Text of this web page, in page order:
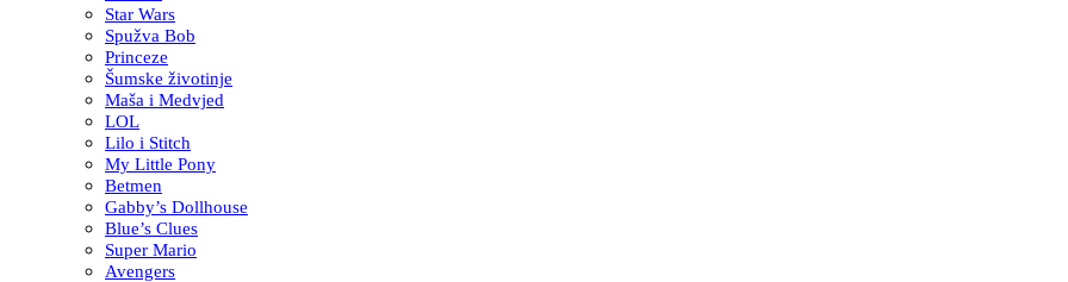
Star Wars
Spužva Bob
Princeze
Šumske životinje
Maša i Medvjed
LOL
Lilo i Stitch
My Little Pony
Betmen
Gabby’s Dollhouse
Blue’s Clues
Super Mario
Avengers